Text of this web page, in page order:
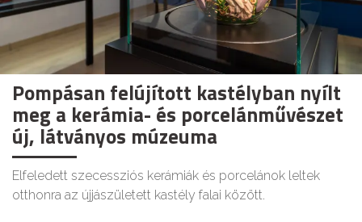
Pompásan felújított kastélyban nyílt
meg a kerámia- és porcelánművészet
új, látványos múzeuma
Elfeledett szecessziós kerámiák és porcelánok leltek
otthonra az újjászületett kastély falai között.